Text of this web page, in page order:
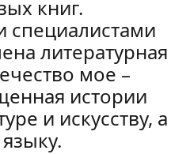
книг.
литературная
мое –
истории
и искусству, а